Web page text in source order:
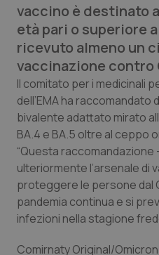
QS Pro
Professionisti
Abruzzo
Basilicata
Calabria
Campania
QS Pro Gold
Artrite & artrosi
Asma & BPCO
Car-T
Colesterolo &
QS Club Newsletter
vaccino è destinato
età pari o superiore
ricevuto almeno un
vaccinazione contro
Il comitato per i medicinali
dell’EMA ha
bivalente adattato mirato
BA.4 e BA.5 oltre al ceppo
“Questa raccomandazione
ulteriormente l’arsenale di
proteggere le persone dal
pandemia continua e si
infezioni nella stagione
Comirnaty Original/